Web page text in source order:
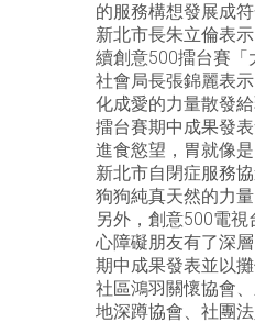
的服務構想發展成
新北市長朱立倫表
續創意500擂台賽「
社會局長張錦麗表
化成愛的力量散發
擂台賽期中成果發
進食慾望，胃就像
新北市自閉症服務
狗狗純真天然的力
另外，創意500電
心障礙朋友有了深
期中成果發表並以
社區鴻羽關懷協會
地深蹲協會、社團